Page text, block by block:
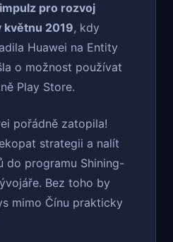
pro rozvoj
květnu 2019, kdy
Huawei na Entity
o možnost používat
Play Store.
pořádně zatopila!
strategii a nalít
do programu Shining-
Bez toho by
mimo Čínu prakticky